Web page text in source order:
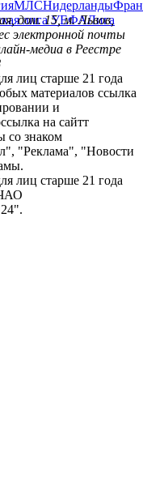
МЛСНидерланды
лига УЕФАЛига
дом. 15, м. Львов,
электронной почты
медиа в Реестре
лиц старше 21 года
материалов ссылка
и
на сайтт
со знаком
"Реклама", "Новости
лиц старше 21 года